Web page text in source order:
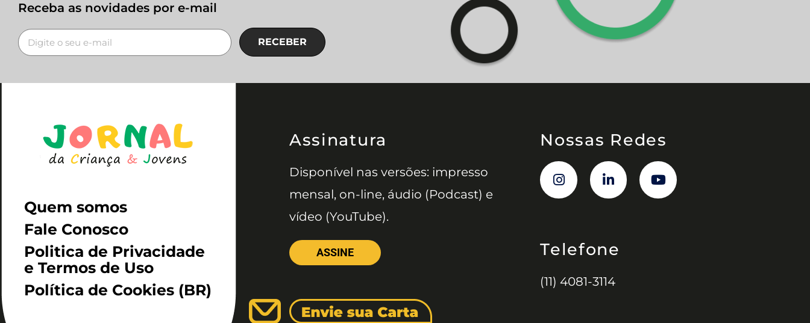
Receba as novidades por e-mail
RECEBER
Quem somos
Fale Conosco
Politica de Privacidade
e Termos de Uso
Política de Cookies (BR)
Assinatura
Disponível nas versões: impresso
mensal, on-line, áudio (Podcast) e
vídeo (YouTube).
ASSINE
Nossas Redes
Telefone
(11) 4081-3114